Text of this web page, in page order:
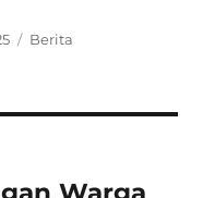
Categories
Berita